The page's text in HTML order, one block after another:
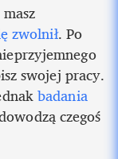
zwolnił. Po
swojej pracy.
badania
czegoś